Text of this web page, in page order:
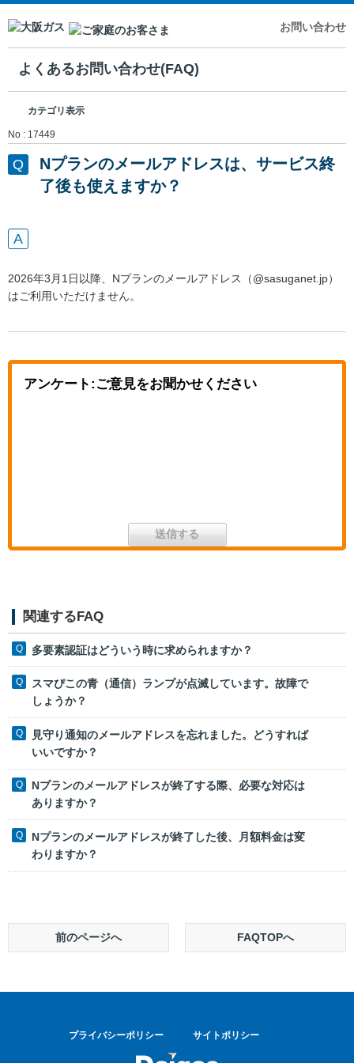
お問い合わせ
よくあるお問い合わせ(FAQ)
カテゴリ表示
No : 17449
Nプランのメールアドレスは、サービス終
了後も使えますか？
2026年3月1日以降、Nプランのメールアドレス（@sasuganet.jp）
はご利用いただけません。
アンケート:ご意見をお聞かせください
関連するFAQ
多要素認証はどういう時に求められますか？
スマぴこの青（通信）ランプが点滅しています。故障で
しょうか？
見守り通知のメールアドレスを忘れました。どうすれば
いいですか？
Nプランのメールアドレスが終了する際、必要な対応は
ありますか？
Nプランのメールアドレスが終了した後、月額料金は変
わりますか？
前のページへ FAQTOPへ
プライバシーポリシー サイトポリシー